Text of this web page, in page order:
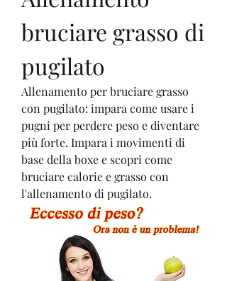
bruciare grasso di
pugilato
Allenamento per bruciare grasso
con pugilato: impara come usare i
pugni per perdere peso e diventare
più forte. Impara i movimenti di
base della boxe e scopri come
bruciare calorie e grasso con
l'allenamento di pugilato.